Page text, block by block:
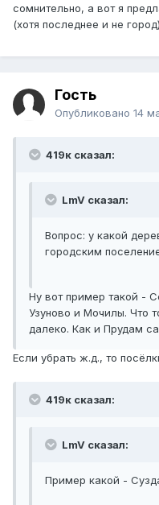
сомнительно, а вот я
(хотя последнее и не город)
Гость
Опубликовано 14
419к сказал:
LmV сказал:
Вопрос: у какой
городским
Ну вот пример такой -
Узуново и Мочилы. Что
далеко. Как и Прудам
Если убрать ж.д., то
419к сказал:
LmV сказал:
Пример какой -